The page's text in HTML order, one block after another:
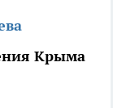
Крыма